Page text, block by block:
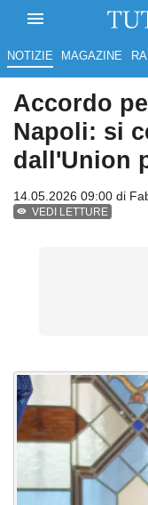
NOTIZIE MAGAZINE
Accordo
Napoli: si
dall'Union
14.05.2026 09:00 di
VEDI LETTURE